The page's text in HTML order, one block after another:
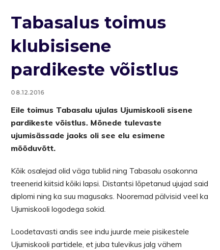
Tabasalus toimus
klubisisene
pardikeste võistlus
08.12.2016
Eile toimus Tabasalu ujulas Ujumiskooli sisene
pardikeste võistlus. Mõnede tulevaste
ujumisässade jaoks oli see elu esimene
mõõduvõtt.
Kõik osalejad olid väga tublid ning Tabasalu osakonna
treenerid kiitsid kõiki lapsi. Distantsi lõpetanud ujujad said
diplomi ning ka suu magusaks. Nooremad pälvisid veel ka
Ujumiskooli logodega sokid.
Loodetavasti andis see indu juurde meie pisikestele
Ujumiskooli partidele, et juba tulevikus jalg vähem